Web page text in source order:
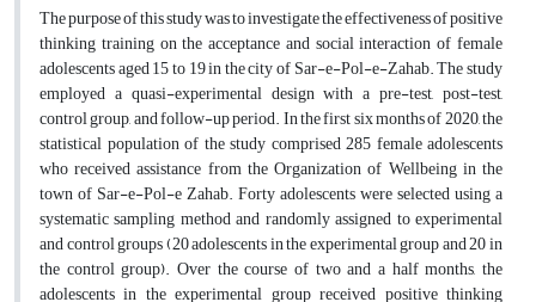
The purpose of this study was to investigate the effectiveness of positive
thinking training on the acceptance and social interaction of female
adolescents aged 15 to 19 in the city of Sar-e-Pol-e-Zahab. The study
employed a quasi-experimental design with a pre-test, post-test,
control group, and follow-up period. In the first six months of 2020, the
statistical population of the study comprised 285 female adolescents
who received assistance from the Organization of Wellbeing in the
town of Sar-e-Pol-e Zahab. Forty adolescents were selected using a
systematic sampling method and randomly assigned to experimental
and control groups (20 adolescents in the experimental group and 20 in
the control group). Over the course of two and a half months, the
adolescents in the experimental group received positive thinking